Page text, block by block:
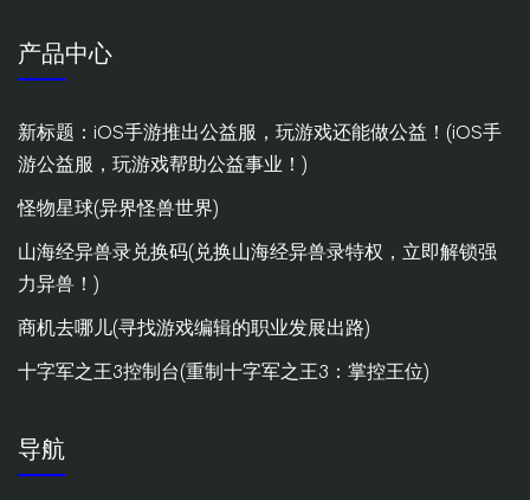
产品中心
新标题：iOS手游推出公益服，玩游戏还能做公益！(iOS手
游公益服，玩游戏帮助公益事业！)
怪物星球(异界怪兽世界)
山海经异兽录兑换码(兑换山海经异兽录特权，立即解锁强
力异兽！)
商机去哪儿(寻找游戏编辑的职业发展出路)
十字军之王3控制台(重制十字军之王3：掌控王位)
导航